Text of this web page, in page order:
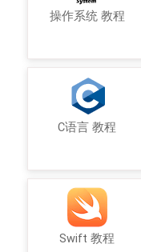
操作系统 教程
C语言 教程
Swift 教程